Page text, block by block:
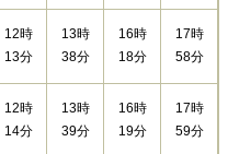
12時
13分
13時
38分
16時
18分
17時
58分
12時
14分
13時
39分
16時
19分
17時
59分